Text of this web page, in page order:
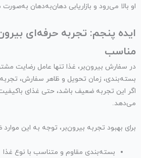
او بالا می‌رود و بازاریابی دهان‌به‌دهان
ایده پنجم: تجربه حرفه‌ای
مناسب
در سفارش بیرون‌بر، غذا تنها عامل رضایت
بسته‌بندی، زمان تحویل و ظاهر سفارش،
اگر این تجربه ضعیف باشد، حتی غذای
می‌دهد.
برای بهبود تجربه بیرون‌بر، توجه به این
بسته‌بندی مقاوم و متناسب با نوع غذا